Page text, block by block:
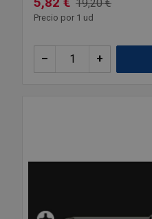
19,20 €
Precio por 1 ud
+
–